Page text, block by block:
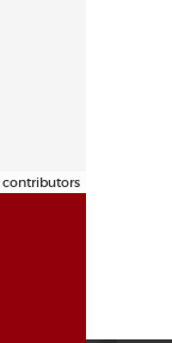
contributors